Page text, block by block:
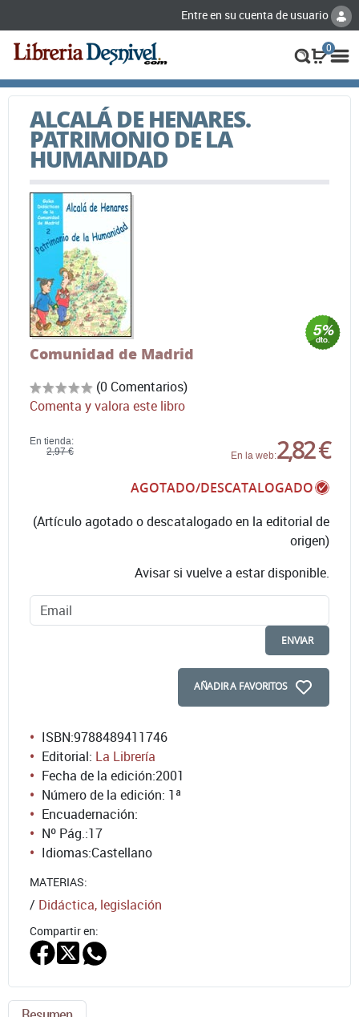
Entre en su cuenta de usuario
0
ALCALÁ DE HENARES.
PATRIMONIO DE LA
HUMANIDAD
Comunidad de Madrid
(0 Comentarios)
Comenta y valora este libro
En tienda:
2,97 €
En la web:2,82 €
AGOTADO/DESCATALOGADO
(Artículo agotado o descatalogado en la editorial de
origen)
Avisar si vuelve a estar disponible.
ENVIAR
AÑADIR A FAVORITOS
ISBN:9788489411746
Editorial: La Librería
Fecha de la edición:2001
Número de la edición: 1ª
Encuadernación:
Nº Pág.:17
Idiomas:Castellano
MATERIAS:
/ Didáctica, legislación
Compartir en: